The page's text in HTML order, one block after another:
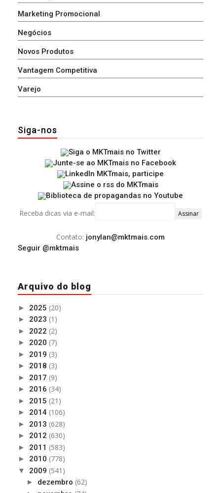
Marketing Promocional
Negócios
Novos Produtos
Vantagem Competitiva
Varejo
Siga-nos
Receba dicas via e-mail:
Contato: jonylan@mktmais.com
Seguir @mktmais
Arquivo do blog
► 2025 (20)
► 2023 (1)
► 2022 (2)
► 2020 (7)
► 2019 (3)
► 2018 (3)
► 2017 (9)
► 2016 (34)
► 2015 (21)
► 2014 (106)
► 2013 (628)
► 2012 (630)
► 2011 (583)
► 2010 (778)
▼ 2009 (541)
► dezembro (62)